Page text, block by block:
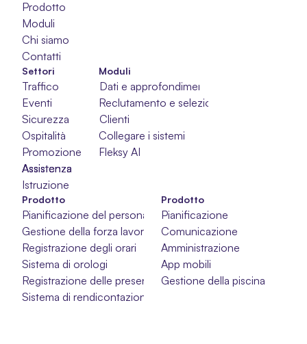
Prodotto
Moduli
Chi siamo
Contatti
Moduli
Dati e approfondimenti
Reclutamento e selezione
Clienti
Collegare i sistemi
Fleksy AI
Settori
Traffico
Eventi
Sicurezza
Ospitalità
Promozione
Assistenza
Assistenza
Assistenza
Istruzione
Prodotto
Pianificazione del personale
Gestione della forza lavoro
Registrazione degli orari
Sistema di orologi
Registrazione delle presenze
Sistema di rendicontazione
Pianificazione
Comunicazione
Amministrazione
App mobili
Gestione della piscina
Prodotto